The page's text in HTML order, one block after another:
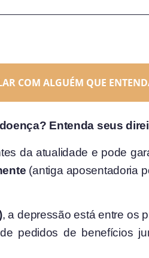
COM ALGUÉM QUE
Entenda seus
da atualidade e pode
(antiga aposentadoria
, a depressão está entre os
pedidos de benefícios